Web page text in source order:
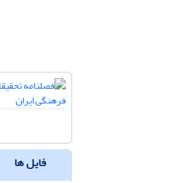
فایل ها